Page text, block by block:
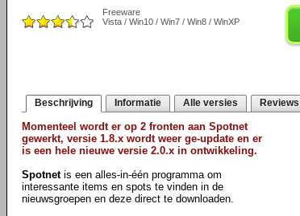
Freeware
Vista / Win10 / Win7 / Win8 / WinXP
Beschrijving Informatie Alle versies Reviews
Momenteel wordt er op 2 fronten aan Spotnet
gewerkt, versie 1.8.x wordt weer ge-update en er
is een hele nieuwe versie 2.0.x in ontwikkeling.
Spotnetis een alles-in-één programma om
interessante items en spots te vinden in de
nieuwsgroepen en deze direct te downloaden.